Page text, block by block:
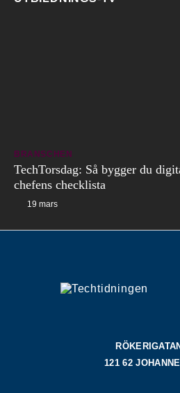
BRANSCHEN
TechTorsdag: Så bygger du
chefens checklista
19 mars
121 62